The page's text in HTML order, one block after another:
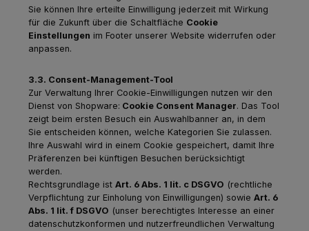
Sie können Ihre erteilte Einwilligung jederzeit mit Wirkung
für die Zukunft über die Schaltfläche Cookie
Einstellungen im Footer unserer Website widerrufen oder
anpassen.
3.3. Consent-Management-Tool
Zur Verwaltung Ihrer Cookie-Einwilligungen nutzen wir den
Dienst von Shopware: Cookie Consent Manager. Das Tool
zeigt beim ersten Besuch ein Auswahlbanner an, in dem
Sie entscheiden können, welche Kategorien Sie zulassen.
Ihre Auswahl wird in einem Cookie gespeichert, damit Ihre
Präferenzen bei künftigen Besuchen berücksichtigt
werden.
Rechtsgrundlage ist Art. 6 Abs. 1 lit. c DSGVO (rechtliche
Verpflichtung zur Einholung von Einwilligungen) sowie Art. 6
Abs. 1 lit. f DSGVO (unser berechtigtes Interesse an einer
datenschutzkonformen und nutzerfreundlichen Verwaltung